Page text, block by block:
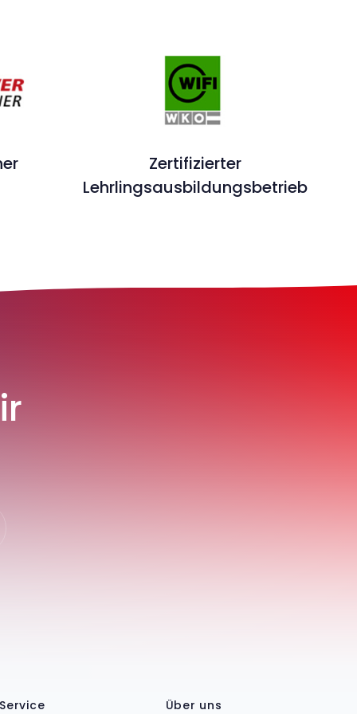
Zertifizierter
Lehrlingsausbildungsbetrieb
Service Über uns